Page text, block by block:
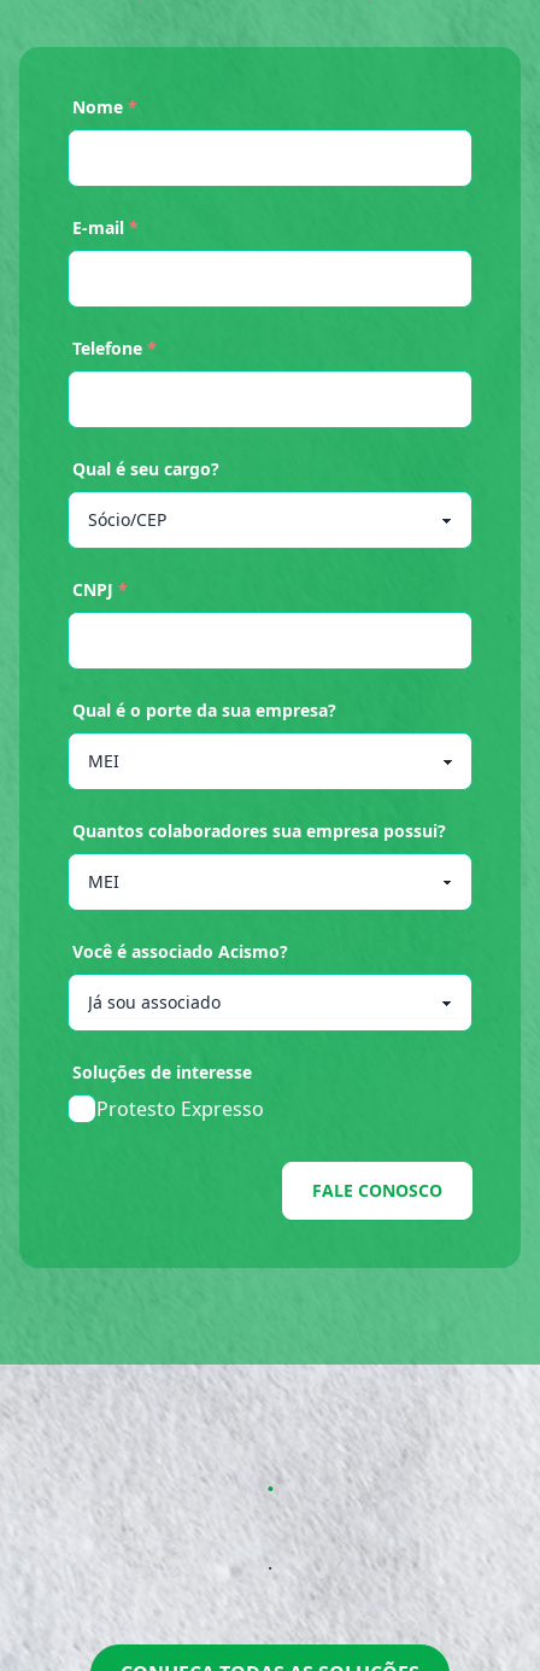
Nome *
E-mail *
Telefone *
Qual é seu cargo?
CNPJ *
Qual é o porte da sua empresa?
Quantos colaboradores sua empresa possui?
Você é associado Acismo?
Soluções de interesse
Protesto Expresso
FALE CONOSCO
.
.